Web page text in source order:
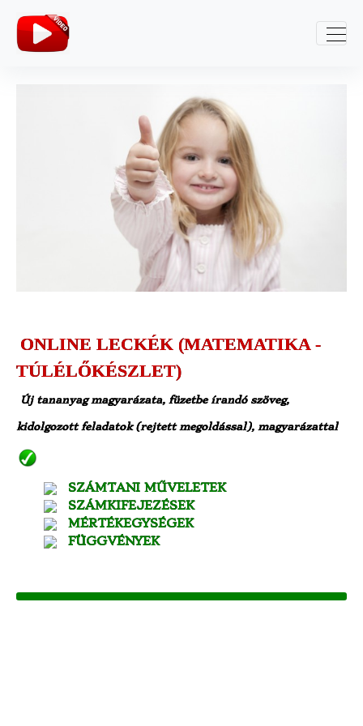
ONLINE LECKÉK (MATEMATIKA -
TÚLÉLŐKÉSZLET)
Új tananyag magyarázata, füzetbe írandó szöveg,
kidolgozott feladatok (rejtett megoldással), magyarázattal
SZÁMTANI MŰVELETEK
SZÁMKIFEJEZÉSEK
MÉRTÉKEGYSÉGEK
FÜGGVÉNYEK